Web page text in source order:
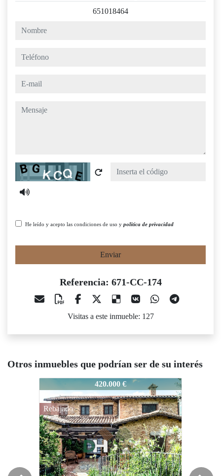
651018464
nombre
teléfono
e-mail
mensaje
Captcha
He leído y acepto las condiciones de uso y política de privacidad
Enviar
Referencia: 671-CC-174
Visitas a este inmueble: 127
Otros inmuebles que podrían ser de su interés
420.000 €
671-CC-174 395.000 €